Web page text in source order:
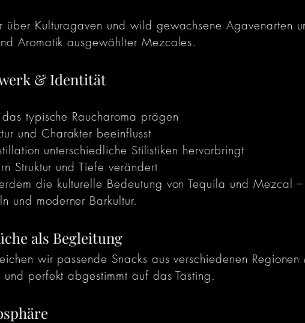
über Kulturagaven und wild gewachsene Agavenarten
Aromatik ausgewählter Mezcales.
& Identität
typische Raucharoma prägen
und Charakter beeinflusst
unterschiedliche Stilistiken hervorbringt
Struktur und Tiefe verändert
die kulturelle Bedeutung von Tequila und Mezcal
und moderner Barkultur.
als Begleitung
wir passende Snacks aus verschiedenen
und perfekt abgestimmt auf das Tasting.